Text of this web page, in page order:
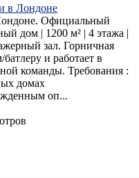
в Лондоне
Официальный
дом | 1200 м² | 4 этажа |
зал. Горничная
и работает в
команды. Требования :
домах
оп...